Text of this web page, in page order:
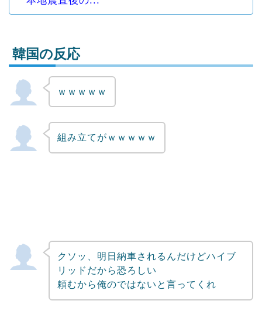
Powered by livedoor 相互RSS
韓国の反応
ｗｗｗｗｗ
組み立てがｗｗｗｗｗ
クソッ、明日納車されるんだけどハイブ
リッドだから恐ろしい
頼むから俺のではないと言ってくれ